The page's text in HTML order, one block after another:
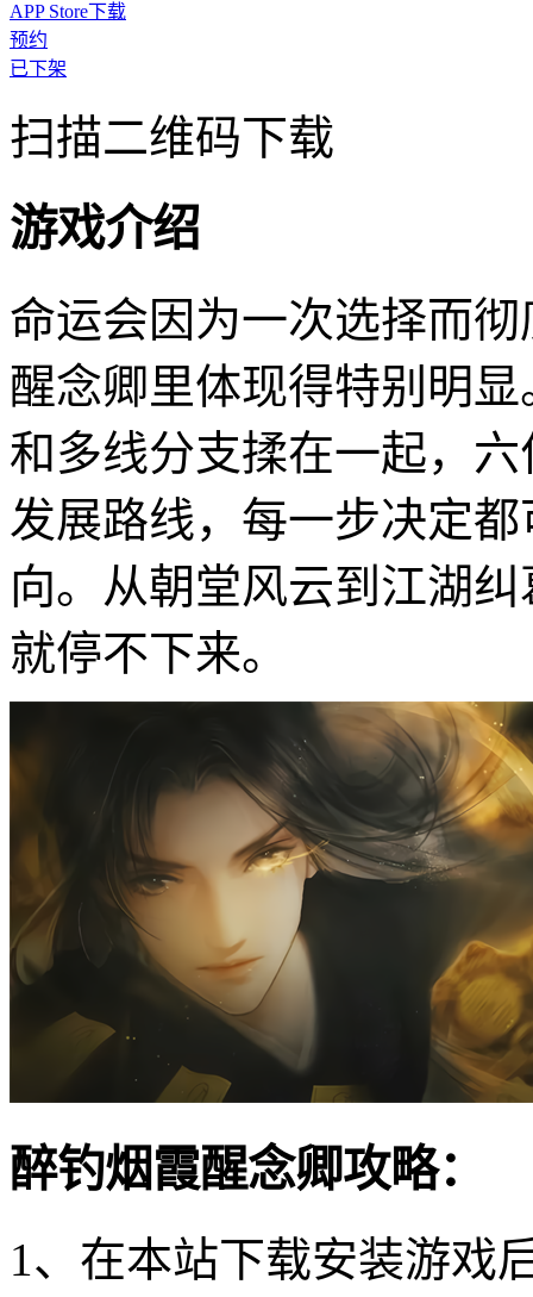
APP Store下载
预约
已下架
扫描二维码下载
游戏介绍
命运会因为一次选择而
醒念卿里体现得特别明
和多线分支揉在一起，
发展路线，每一步决定
向。从朝堂风云到江湖
就停不下来。
醉钓烟霞醒念卿攻略：
1、在本站下载安装游戏